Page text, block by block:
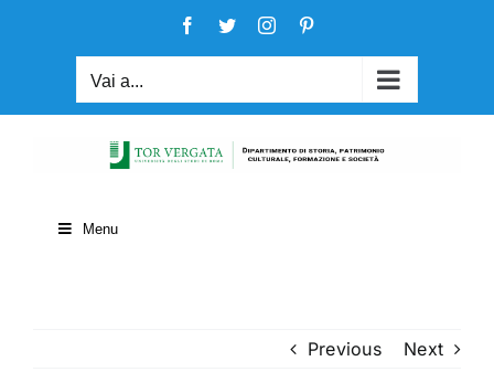
Facebook
TwitterInstagram
Vai a...
Menu
Previous Next